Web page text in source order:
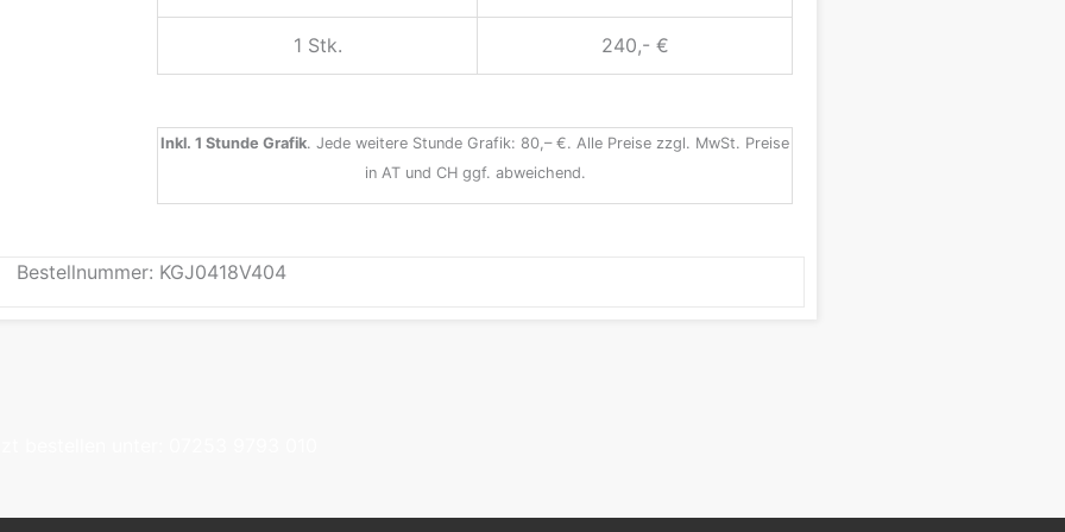
1 Stk. 240,- €
Inkl. 1 Stunde Grafik. Jede weitere Stunde Grafik: 80,– €. Alle Preise zzgl. MwSt. Preise
in AT und CH ggf. abweichend.
Bestellnummer: KGJ0418V404